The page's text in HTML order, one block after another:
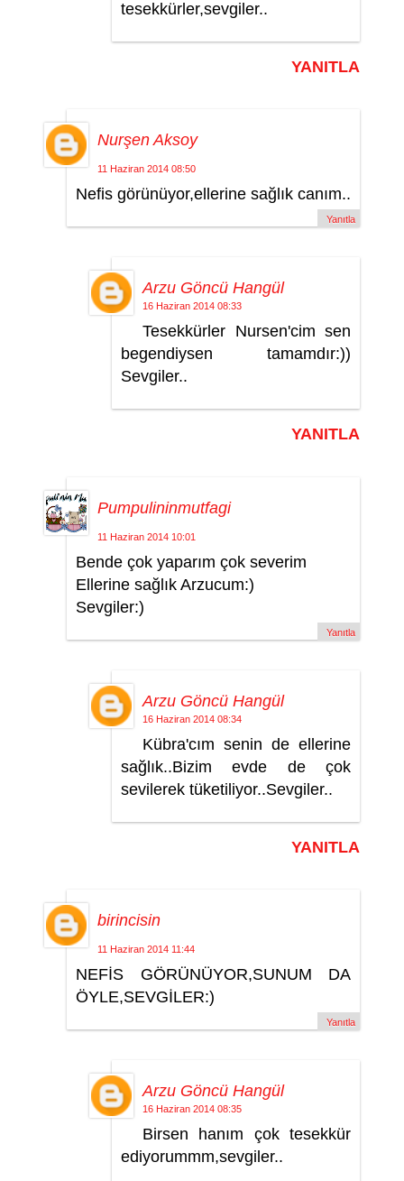
tesekkürler,sevgiler..
YANITLA
Nurşen Aksoy
11 Haziran 2014 08:50
Nefis görünüyor,ellerine sağlık canım..
Yanıtla
Arzu Göncü Hangül
16 Haziran 2014 08:33
Tesekkürler Nursen'cim sen
begendiysen tamamdır:))
Sevgiler..
YANITLA
Pumpulininmutfagi
11 Haziran 2014 10:01
Bende çok yaparım çok severim
Ellerine sağlık Arzucum:)
Sevgiler:)
Yanıtla
Arzu Göncü Hangül
16 Haziran 2014 08:34
Kübra'cım senin de ellerine
sağlık..Bizim evde de çok
sevilerek tüketiliyor..Sevgiler..
YANITLA
birincisin
11 Haziran 2014 11:44
NEFİS GÖRÜNÜYOR,SUNUM DA
ÖYLE,SEVGİLER:)
Yanıtla
Arzu Göncü Hangül
16 Haziran 2014 08:35
Birsen hanım çok tesekkür
ediyorummm,sevgiler..